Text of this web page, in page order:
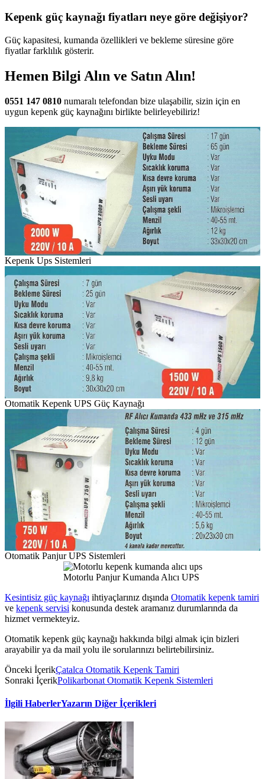
Kepenk güç kaynağı fiyatları neye göre değişiyor?
Güç kapasitesi, kumanda özellikleri ve bekleme süresine göre
fiyatlar farklılık gösterir.
Hemen Bilgi Alın ve Satın Alın!
0551 147 0810 numaralı telefondan bize ulaşabilir, sizin için en
uygun kepenk güç kaynağını birlikte belirleyebiliriz!
Kepenk Ups Sistemleri
Otomatik Kepenk UPS Güç Kaynağı
Otomatik Panjur UPS Sistemleri
Motorlu Panjur Kumanda Alıcı UPS
Kesintisiz güç kaynağı ihtiyaçlarınız dışında Otomatik kepenk tamiri
ve kepenk servisi konusunda destek aramanız durumlarında da
hizmet vermekteyiz.
Otomatik kepenk güç kaynağı hakkında bilgi almak için bizleri
arayabilir ya da mail yolu ile sorularınızı belirtebilirsiniz.
Önceki İçerikÇatalca Otomatik Kepenk Tamiri
Sonraki İçerikPolikarbonat Otomatik Kepenk Sistemleri
İlgili HaberlerYazarın Diğer İçerikleri